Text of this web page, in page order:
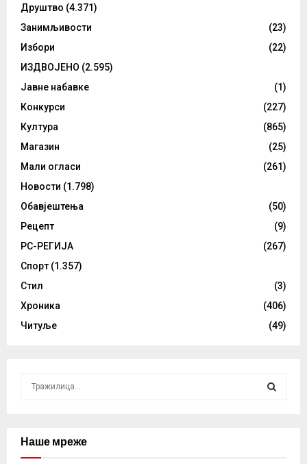
Друштво (4.371)
Занимљивости
(23)
Избори
(22)
ИЗДВОЈЕНО (2.595)
Јавне набавке
(1)
Конкурси
(227)
Култура
(865)
Магазин
(25)
Мали огласи
(261)
Новости (1.798)
Обавјештења
(50)
Рецепт
(9)
РС-РЕГИЈА
(267)
Спорт (1.357)
Стил
(3)
Хроника
(406)
Читуље
(49)
cНаше мреже